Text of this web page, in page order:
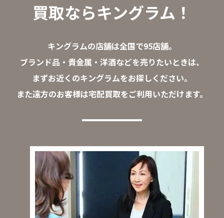
買取ならキングラム！
キングラムの店舗は全国で95店舗。
ブランド品・貴金属・洋酒などを売りたいときは、
まずお近くのキングラムをお探しください。
また遠方のお客様は宅配買取をご利用いただけます。